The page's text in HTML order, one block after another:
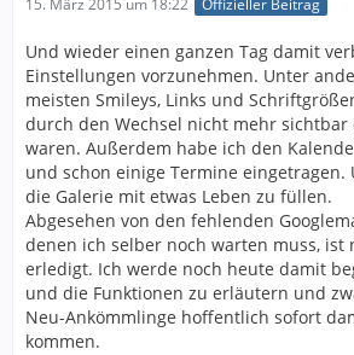
15. März 2015 um 18:22 Offizieller Beitrag
Und wieder einen ganzen Tag damit
Einstellungen vorzunehmen. Unter
meisten Smileys, Links und
durch den Wechsel nicht mehr
waren. Außerdem habe ich den
und schon einige Termine eingetragen.
die Galerie mit etwas Leben zu füllen.
Abgesehen von den fehlenden
denen ich selber noch warten muss, ist
erledigt. Ich werde noch heute damit
und die Funktionen zu erläutern und
Neu-Ankömmlinge hoffentlich sofort
kommen.